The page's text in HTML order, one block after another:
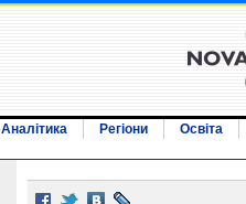
Аналітика Регіони
Освіта